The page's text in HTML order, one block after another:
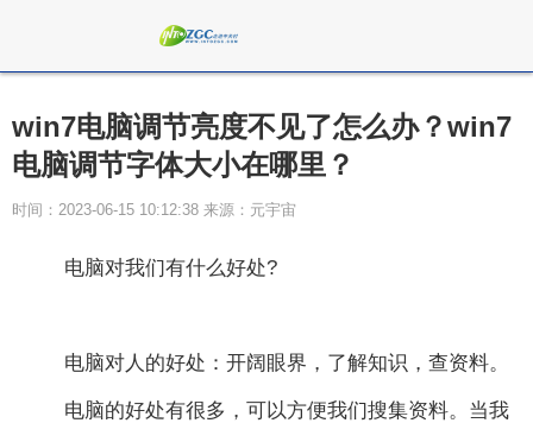
win7电脑调节亮度不见了怎么办？win7
电脑调节字体大小在哪里？
时间：2023-06-15 10:12:38 来源：元宇宙
电脑对我们有什么好处?
电脑对人的好处：开阔眼界，了解知识，查资料。
电脑的好处有很多，可以方便我们搜集资料。当我